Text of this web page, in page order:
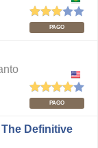
PAGO
PAGO
Definitive